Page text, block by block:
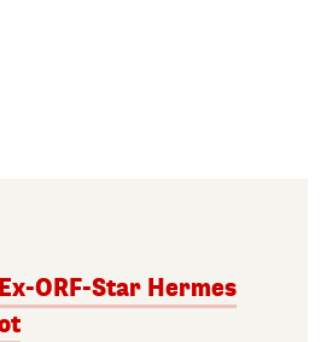
ORF-Star Hermes